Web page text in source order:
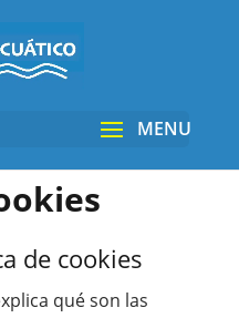
de cookies
qué son las